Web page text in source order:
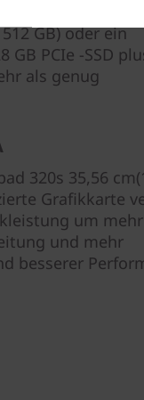
Fotosammlung
GB) oder ein
PCIe -SSD
als genug
320s 35,56
Grafikkarte
um
und mehr
besserer